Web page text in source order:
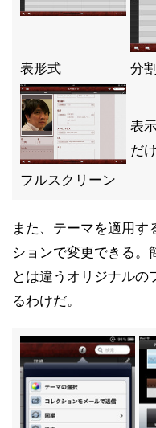
表形式 分
表
だ
フルスクリーン
また、テーマを適用す
ションで変更できる。
とは違うオリジナルの
るわけだ。